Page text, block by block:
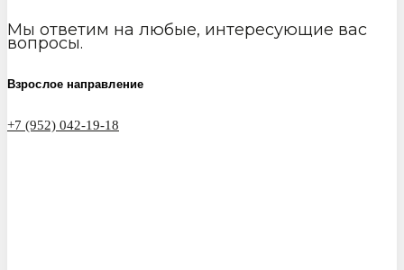
Мы ответим на любые, интересующие вас
вопросы.
Взрослое направление
+7 (952) 042-19-18